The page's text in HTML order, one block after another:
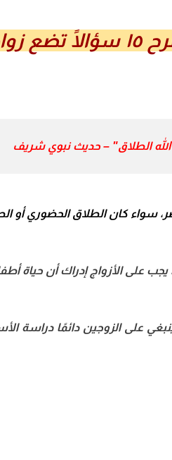
موقع الماذون يطرح
الطلاق" – حديث نبوي شريف
سواء كان الطلاق الحضوري أو
يجب على الأزواج إدراك أن حياة
على الزوجين دائمًا دراسة